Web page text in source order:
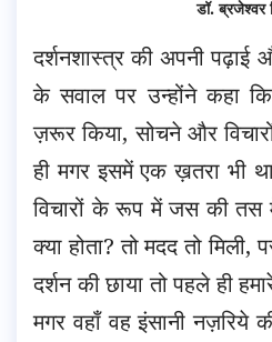
डॉ. ब्रजेश्वर
दर्शनशास्त्र की अपनी
के सवाल पर उन्होंने कहा
ज़रूर किया, सोचने और
ही मगर इसमें एक ख़तरा भी
विचारों के रूप में जस की तस
क्या होता? तो मदद तो
दर्शन की छाया तो पहले ही
मगर वहाँ वह इंसानी